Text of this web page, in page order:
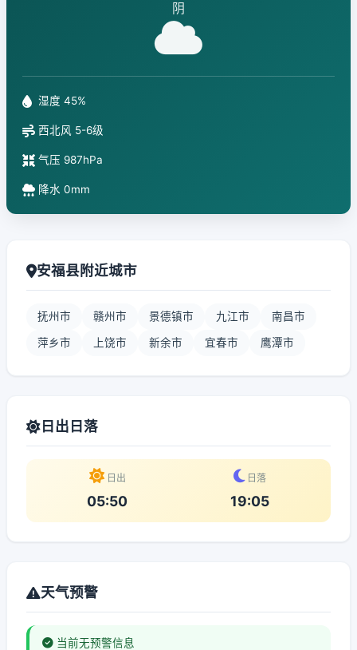
阴
湿度 45%
西北风 5-6级
气压 987hPa
降水 0mm
安福县附近城市
抚州市 赣州市 景德镇市 九江市 南昌市
萍乡市 上饶市 新余市 宜春市 鹰潭市
日出日落
日出
05:50
日落
19:05
天气预警
当前无预警信息